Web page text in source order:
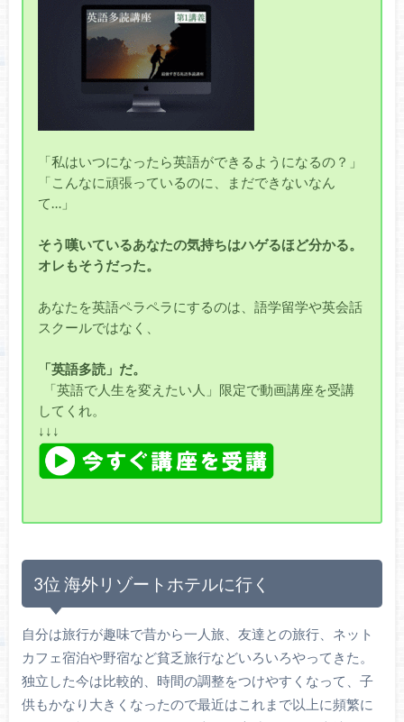
「私はいつになったら英語ができるようになるの？」
「こんなに頑張っているのに、まだできないなん
て…」
そう嘆いているあなたの気持ちはハゲるほど分かる。
オレもそうだった。
あなたを英語ペラペラにするのは、語学留学や英会話
スクールではなく、
「英語多読」だ。
「英語で人生を変えたい人」限定で動画講座を受講
してくれ。
↓↓↓
3位 海外リゾートホテルに行く
自分は旅行が趣味で昔から一人旅、友達との旅行、ネット
カフェ宿泊や野宿など貧乏旅行などいろいろやってきた。
独立した今は比較的、時間の調整をつけやすくなって、子
供もかなり大きくなったので最近はこれまで以上に頻繁に